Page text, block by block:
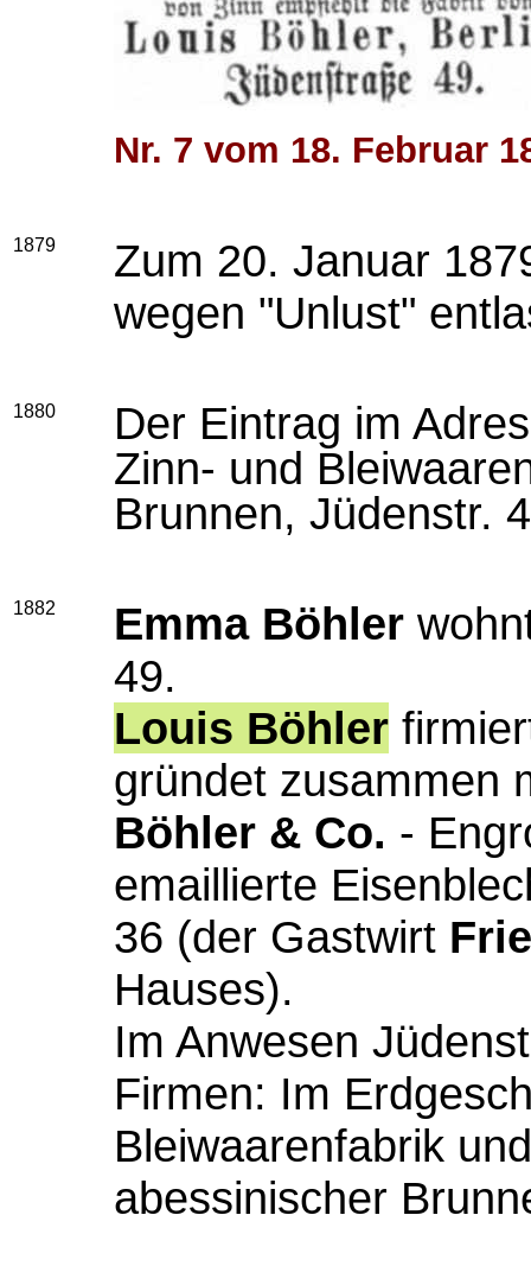
Nr. 7 vom 18. Februar
1879
Zum 20. Januar
wegen "Unlust"
1880
Der Eintrag im
Zinn- und
Brunnen, Jüdenstr.
1882 Emma Böhler
49.
Louis Böhler
gründet zusammen
Böhler & Co. -
emaillierte
36 (der Gastwirt
Hauses).
Im Anwesen
Firmen: Im
Bleiwaarenfabrik
abessinischer